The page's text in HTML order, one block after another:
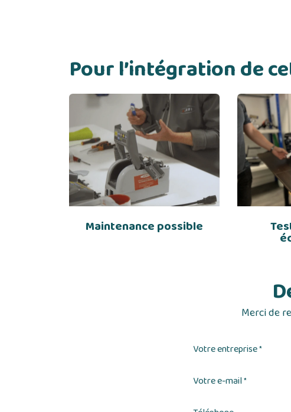
Pour l’intégration de
Maintenance possible
Merci de
Votre entreprise*
Votre e-mail*